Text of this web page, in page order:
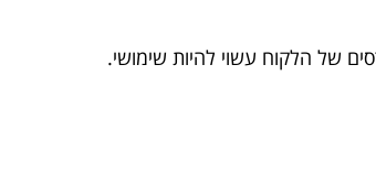
של הלקוח עשוי להיות שימושי.